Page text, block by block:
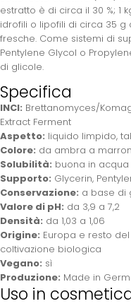
estratto è di circa il 30 %; 1
idrofili o lipofili di circa 35
fresche. Come sistemi di
Pentylene Glycol o
di glicole.
Specifica
INCI: Brettanomyces/
Extract Ferment
Aspetto: liquido limpido,
Colore: da ambra a
Solubilità: buona in acqua
Supporto: Glycerin,
Conservazione: a base di
Valore di pH: da 3,9 a 7,2
Densità: da 1,03 a 1,06
Origine: Europa e resto
coltivazione biologica
Vegano: sì
Produzione: Made in
Uso in